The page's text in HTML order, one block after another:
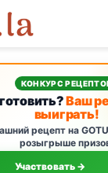
КОНКУРС
Ваш
выиграть!
рецепт на
розыгрыше
Участвовать →